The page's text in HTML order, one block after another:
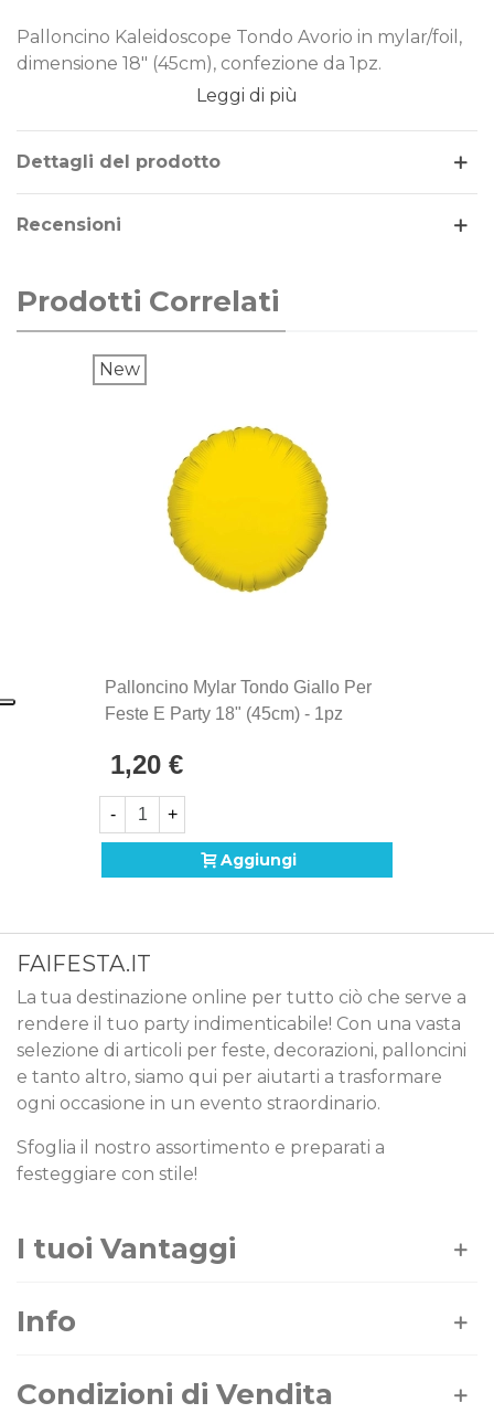
Palloncino Kaleidoscope Tondo Avorio in mylar/foil,
dimensione 18" (45cm), confezione da 1pz.
Dimensione: 18" (45cm)
Materiale: mylar-foil
Tema: decorazione
Il palloncino Tondo Avorio è realizzato in Mylar-Foil,
Costruito secondo rigorosi standard qualitativi, può
essere gonfiato ad aria o elio.
Leggi di più
Dettagli del prodotto
Recensioni
Prodotti Correlati
New
Palloncino Mylar Tondo Giallo Per
Feste E Party 18" (45cm) - 1pz
1,20 €
- +
Aggiungi
FAIFESTA.IT
La tua destinazione online per tutto ciò che serve a
rendere il tuo party indimenticabile! Con una vasta
selezione di articoli per feste, decorazioni, palloncini
e tanto altro, siamo qui per aiutarti a trasformare
ogni occasione in un evento straordinario.
Sfoglia il nostro assortimento e preparati a
festeggiare con stile!
I tuoi Vantaggi
Info
Condizioni di Vendita